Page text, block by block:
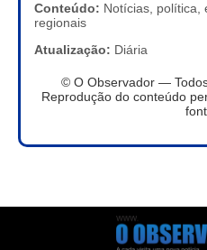
Conteúdo: Notícias, política,
regionais
Atualização: Diária
© O Observador —
Reprodução do conteúdo